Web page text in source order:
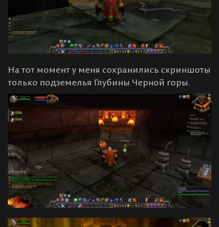
На тот момент у меня сохранились скриншоты
только подземелья Глубины Черной горы.